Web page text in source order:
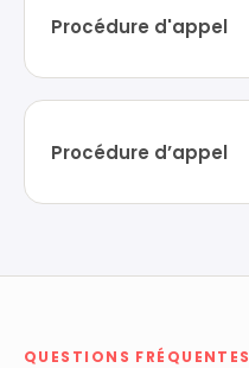
Procédure d'appel
Procédure d’appel
QUESTIONS FRÉQUENTES